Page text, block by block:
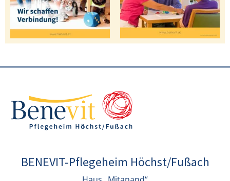
BENEVIT-Pflegeheim Höchst/Fußach